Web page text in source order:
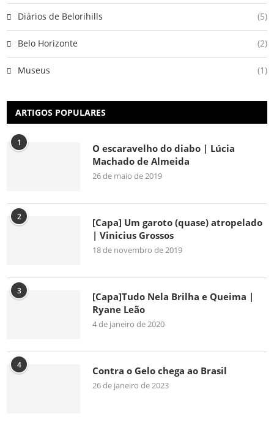
Diários de Belorihills (5)
Belo Horizonte (2)
Museus (1)
ARTIGOS POPULARES
1
O escaravelho do diabo | Lúcia
Machado de Almeida
26 de maio de 2019
2
[Capa] Um garoto (quase) atropelado
| Vinicius Grossos
18 de novembro de 2019
3
[Capa]Tudo Nela Brilha e Queima |
Ryane Leão
4 de janeiro de 2020
4 Contra o Gelo chega ao Brasil
26 de janeiro de 2023